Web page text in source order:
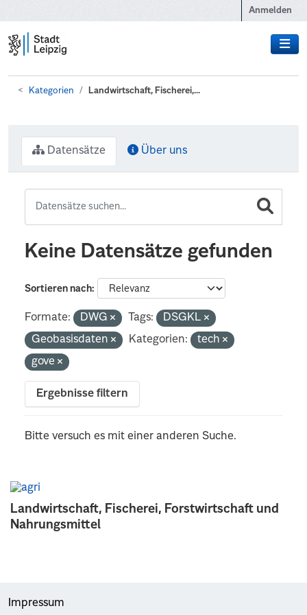
Anmelden
Kategorien Landwirtschaft, Fischerei,...
Landwirtschaft, Fischerei, Forstwirtschaft und
Nahrungsmittel
Datensätze Über uns
Keine Datensätze gefunden
Sortieren nach
Formate: DWG Tags:
DSGKL
Geobasisdaten
Kategorien:
tech
gove
Ergebnisse filtern
Bitte versuch es mit einer anderen Suche.
Impressum